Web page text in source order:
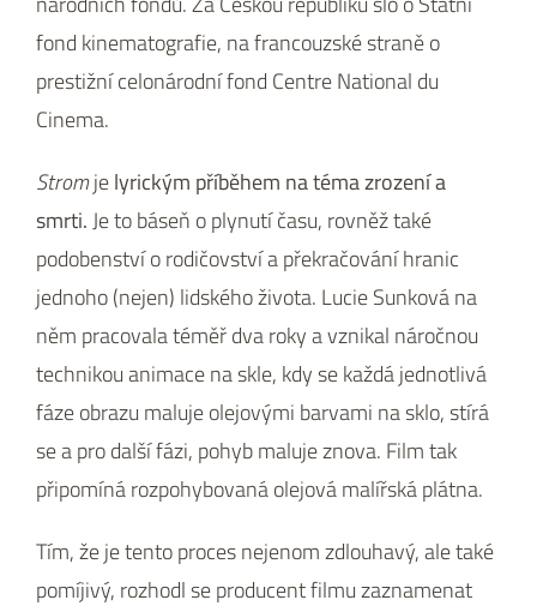
fond kinematografie, na francouzské straně o
prestižní celonárodní fond Centre National du
Cinema.
Stromjelyrickým příběhem na téma zrození a
smrti.Je to báseň o plynutí času, rovněž také
podobenství o rodičovství a překračování hranic
jednoho (nejen) lidského života. Lucie Sunková na
něm pracovala téměř dva roky a vznikal náročnou
technikou animace na skle, kdy se každá jednotlivá
fáze obrazu maluje olejovými barvami na sklo, stírá
se a pro další fázi, pohyb maluje znova. Film tak
připomíná rozpohybovaná olejová malířská plátna.
Tím, že je tento proces nejenom zdlouhavý, ale také
pomíjivý, rozhodl se producent filmu zaznamenat